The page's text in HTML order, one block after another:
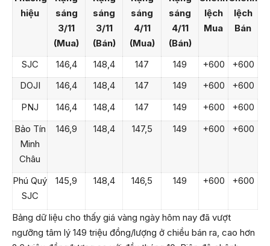
hiệu
sáng
3/11
(Mua)
sáng
3/11
(Bán)
sáng
4/11
(Mua)
sáng
4/11
(Bán)
lệch
Mua
lệch
Bán
SJC 146,4 148,4 147 149 +600
+600
DOJI
146,4 148,4 147 149 +600
+600
PNJ
146,4 148,4 147 149 +600
+600
Bảo Tín
Minh
Châu
146,9 148,4 147,5 149 +600 +600
Phú Quý
SJC
145,9 148,4 146,5 149 +600 +600
Bảng dữ liệu cho thấy giá vàng ngày hôm nay đã vượt
ngưỡng tâm lý 149 triệu đồng/lượng ở chiều bán ra, cao hơn